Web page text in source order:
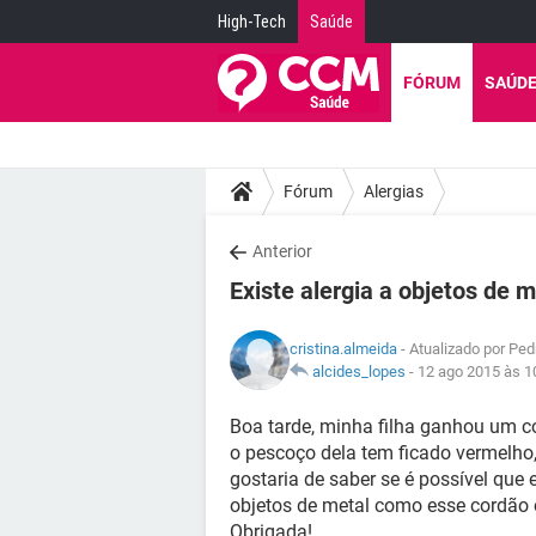
High-Tech Saúde
FÓRUM SAÚDE
Fórum Alergias
Anterior
Existe alergia a objetos de
cristina.almeida - Atualizado por
alcides_lopes - 12 ago 2015 às
Boa tarde, minha filha ganhou um
o pescoço dela tem ficado
gostaria de saber se é possível
objetos de metal como esse